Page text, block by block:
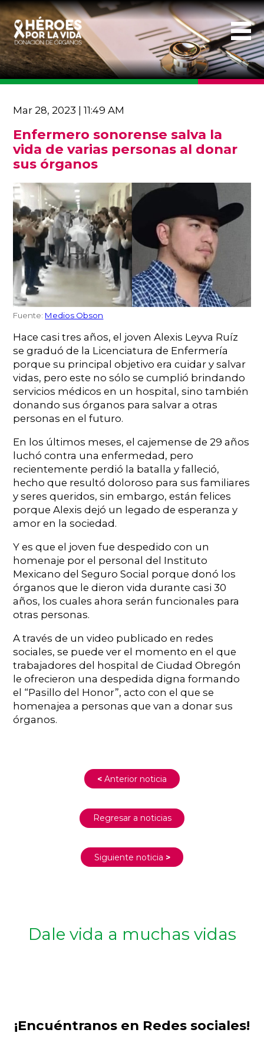
Mar 28, 2023 | 11:49 AM
Enfermero sonorense salva la
vida de varias personas al donar
sus órganos
Fuente: Medios Obson
Hace casi tres años, el joven Alexis Leyva Ruíz
se graduó de la Licenciatura de Enfermería
porque su principal objetivo era cuidar y salvar
vidas, pero este no sólo se cumplió brindando
servicios médicos en un hospital, sino también
donando sus órganos para salvar a otras
personas en el futuro.
En los últimos meses, el cajemense de 29 años
luchó contra una enfermedad, pero
recientemente perdió la batalla y falleció,
hecho que resultó doloroso para sus familiares
y seres queridos, sin embargo, están felices
porque Alexis dejó un legado de esperanza y
amor en la sociedad.
Y es que el joven fue despedido con un
homenaje por el personal del Instituto
Mexicano del Seguro Social porque donó los
órganos que le dieron vida durante casi 30
años, los cuales ahora serán funcionales para
otras personas.
A través de un video publicado en redes
sociales, se puede ver el momento en el que
trabajadores del hospital de Ciudad Obregón
le ofrecieron una despedida digna formando
el “Pasillo del Honor”, acto con el que se
homenajea a personas que van a donar sus
órganos.
< Anterior noticia
Regresar a noticias
Siguiente noticia >
Dale vida a muchas vidas
¡Encuéntranos en Redes sociales!